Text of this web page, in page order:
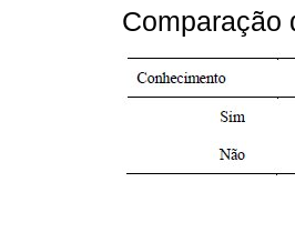
Comparação